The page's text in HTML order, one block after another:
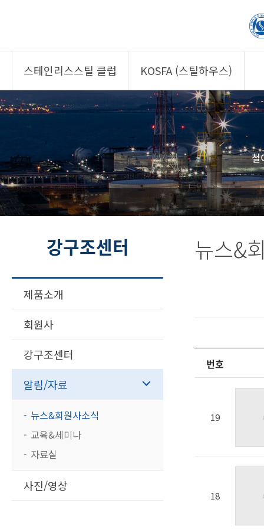
스테인리스스틸 클럽
제품소개
클럽 소개
정보/자문
사진/영상
제품 기획안 상시
공모
KOSFA (스틸하우스)
제품소개
회원사
KOSFA
알림/자료
사진/영상
철
강구조센터
제품소개
회원사
강구조센터
알림/자료
뉴스&회원사소식
교육&세미나
자료실
사진/영상
뉴스&
번호
19
18